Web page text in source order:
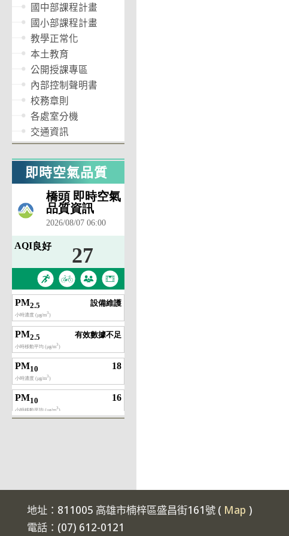
國中部課程計畫
國小部課程計畫
教學正常化
本土教育
公開授課專區
內部控制聲明書
校務章則
各處室分機
交通資訊
即時空氣品質
地址：811005 高雄市楠梓區盛昌街161號 ( Map )
電話：(07) 612-0121